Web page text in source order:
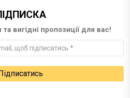
вигідні пропозиції для вас!